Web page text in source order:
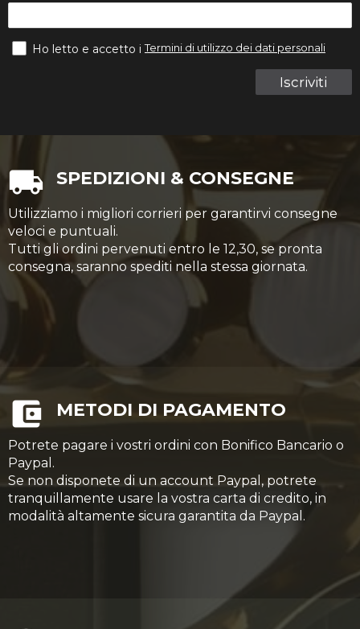
Iscriviti
Ho letto e accetto iTermini di utilizzo dei dati personali
SPEDIZIONI & CONSEGNE
Utilizziamo i migliori corrieri per garantirvi consegne
veloci e puntuali.
Tutti gli ordini pervenuti entro le 12,30, se pronta
consegna, saranno spediti nella stessa giornata.
METODI DI PAGAMENTO
Potrete pagare i vostri ordini con Bonifico Bancario o
Paypal.
Se non disponete di un account Paypal, potrete
tranquillamente usare la vostra carta di credito, in
modalità altamente sicura garantita da Paypal.